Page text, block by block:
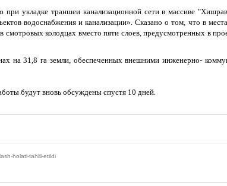
укладке траншеи канализационной сети в массиве
водоснабжения и канализации». Сказано о том, что в
колодцах вместо пяти слоев, предусмотренных в
на 31,8 га земли, обеспеченных внешними инженерно-
будут вновь обсуждены спустя 10 дней.
holati-tahlil-etildi